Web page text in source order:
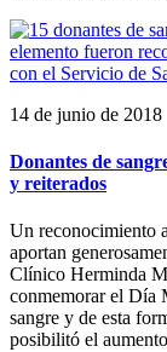
14 de junio de 2018
Donantes de
y reiterados
Un reconocimiento
aportan
Clínico Herminda
conmemorar el Día
sangre y de esta
posibilitó el